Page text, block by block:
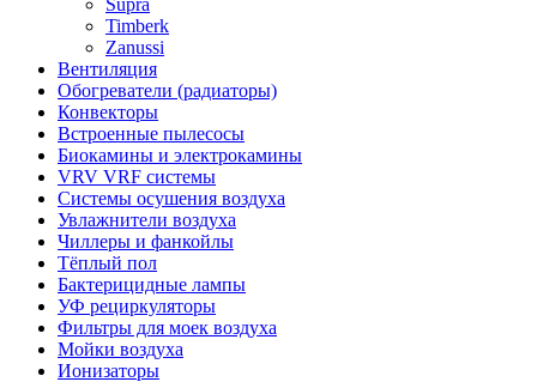
Timberk
Zanussi
Вентиляция
Обогреватели (радиаторы)
Конвекторы
Встроенные пылесосы
Биокамины и электрокамины
VRV VRF системы
Системы осушения воздуха
Увлажнители воздуха
Чиллеры и фанкойлы
Тёплый пол
Бактерицидные лампы
УФ рециркуляторы
Фильтры для моек воздуха
Мойки воздуха
Ионизаторы